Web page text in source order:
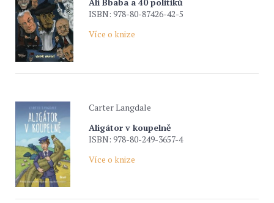
ISBN: 978-80-87426-42-5
Více o knize
Carter Langdale
Aligátor v koupelně
ISBN: 978-80-249-3657-4
Více o knize